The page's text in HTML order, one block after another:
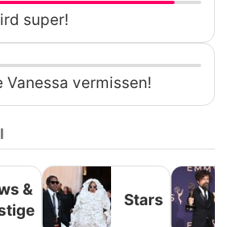
super!
Vanessa vermissen!
&
Stars